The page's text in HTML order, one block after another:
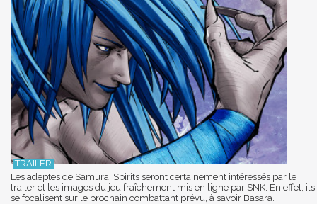
Les adeptes de Samurai Spirits seront certainement intéressés par le
trailer et les images du jeu fraîchement mis en ligne par SNK. En effet, ils
se focalisent sur le prochain combattant prévu, à savoir Basara.